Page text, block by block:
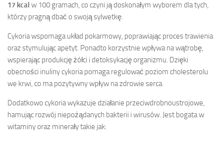
17 kcal w 100 gramach, co czyni ją doskonałym wyborem dla tych,
którzy pragną dbać o swoją sylwetkę.
Cykoria wspomaga układ pokarmowy, poprawiając proces trawienia
oraz stymulując apetyt. Ponadto korzystnie wpływa na wątrobę,
wspierając produkcję żółci i detoksykację organizmu. Dzięki
obecności inuliny cykoria pomaga regulować poziom cholesterolu
we krwi, co ma pozytywny wpływ na zdrowie serca.
Dodatkowo cykoria wykazuje działanie przeciwdrobnoustrojowe,
hamując rozwój niepożądanych bakterii i wirusów. Jest bogata w
witaminy oraz minerały takie jak: